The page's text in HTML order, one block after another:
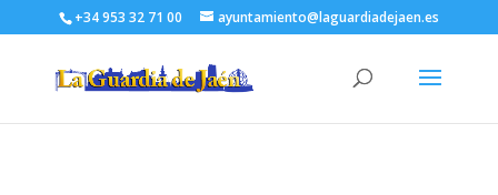
+34 953 32 71 00 ayuntamiento@laguardiadejaen.es